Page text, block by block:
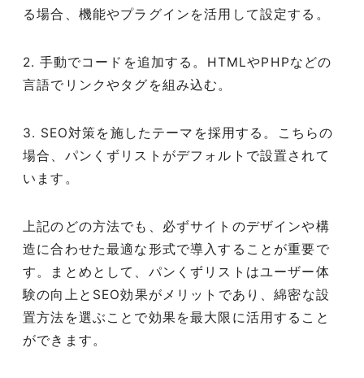
る場合、機能やプラグインを活用して設定する。
2. 手動でコードを追加する。HTMLやPHPなどの
言語でリンクやタグを組み込む。
3. SEO対策を施したテーマを採用する。こちらの
場合、パンくずリストがデフォルトで設置されて
います。
上記のどの方法でも、必ずサイトのデザインや構
造に合わせた最適な形式で導入することが重要で
す。まとめとして、パンくずリストはユーザー体
験の向上とSEO効果がメリットであり、綿密な設
置方法を選ぶことで効果を最大限に活用すること
ができます。